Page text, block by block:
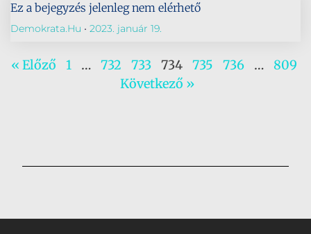
Ez a bejegyzés jelenleg nem elérhető
Demokrata.hu 2023. január 19.
« Előző 1 … 732 733 734 735 736 …
809
Következő »